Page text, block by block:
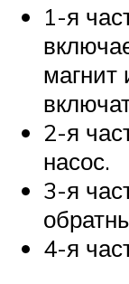
1-я
магнит
2-я
насос.
3-я
4-я